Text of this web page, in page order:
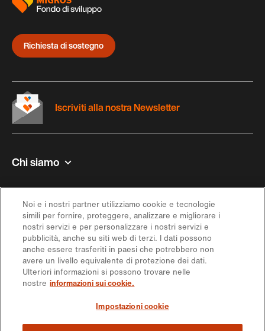
Richiesta di sostegno
Chi siamo
Ispirazione
Offerta
Iscriviti alla nostra Newsletter
Seguici sui social media
Noi e i nostri partner utilizziamo cookie e tecnologie
simili per fornire, proteggere, analizzare e migliorare i
nostri servizi e per personalizzare i nostri servizi e
pubblicità, anche su siti web di terzi. I dati possono
anche essere trasferiti in paesi che potrebbero non
avere un livello equivalente di protezione dei dati.
Ulteriori informazioni si possono trovare nelle
nostre informazioni sui cookie.
Impostazioni cookie